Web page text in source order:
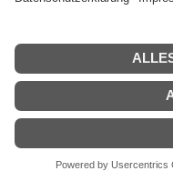
Copyright
Informationen zur